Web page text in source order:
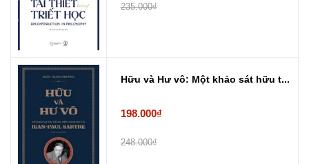
235.000₫
Hữu và Hư vô: Một khảo sát hữu t...
198.000₫
248.000₫